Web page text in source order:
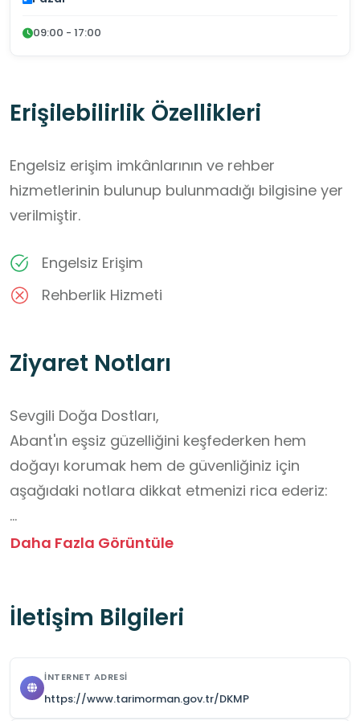
09:00 - 17:00
Erişilebilirlik Özellikleri
Engelsiz erişim imkânlarının ve rehber
hizmetlerinin bulunup bulunmadığı bilgisine yer
verilmiştir.
Engelsiz Erişim
Rehberlik Hizmeti
Ziyaret Notları
Sevgili Doğa Dostları,
Abant'ın eşsiz güzelliğini keşfederken hem
doğayı korumak hem de güvenliğiniz için
aşağıdaki notlara dikkat etmenizi rica ederiz:
1- Çöp Kutularını Kullanın: Lütfen çöplerinizi
hepimizin sorumluluğu.
yüksek sesle bağırmayın.
Daha Fazla Görüntüle
İletişim Bilgileri
İNTERNET ADRESI
https://www.tarimorman.gov.tr/DKMP